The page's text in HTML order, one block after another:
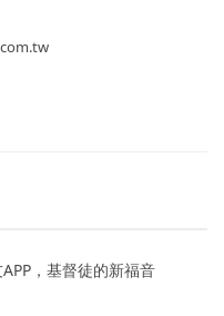
，基督徒的新福音